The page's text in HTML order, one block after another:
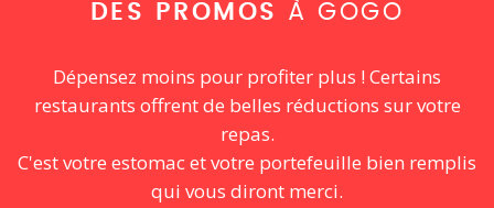
DES PROMOS À GOGO
Dépensez moins pour profiter plus ! Certains
restaurants offrent de belles réductions sur votre
repas.
C'est votre estomac et votre portefeuille bien remplis
qui vous diront merci.